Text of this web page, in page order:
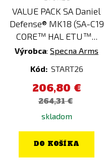
VALUE PACK SA Daniel
Defense® MK18 (SA-C19
CORE™ HAL ETU™...
Výrobca: Specna Arms
Kód: START26
206,80 €
264,31 €
skladom
DO KOŠÍKA